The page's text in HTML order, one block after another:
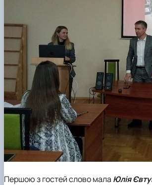
Першою з гостей слово мала Юлія